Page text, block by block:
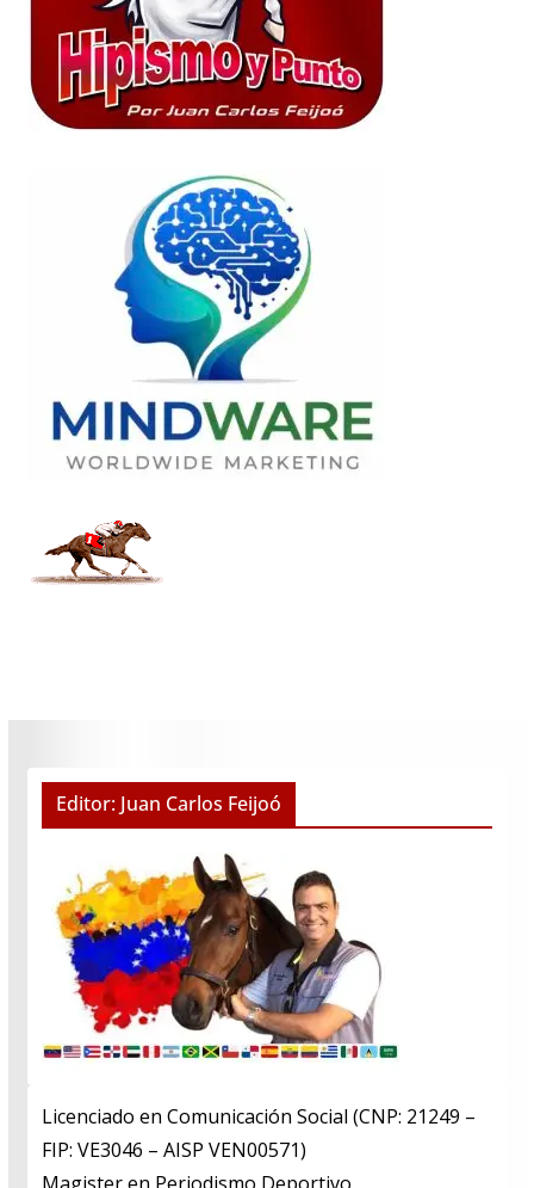
Editor: Juan Carlos Feijoó
Licenciado en Comunicación Social (CNP: 21249 –
FIP: VE3046 – AISP VEN00571)